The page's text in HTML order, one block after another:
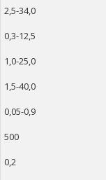
2,5-34,0
0,3-12,5
1,0-25,0
1,5-40,0
0,05-0,9
500
0,2